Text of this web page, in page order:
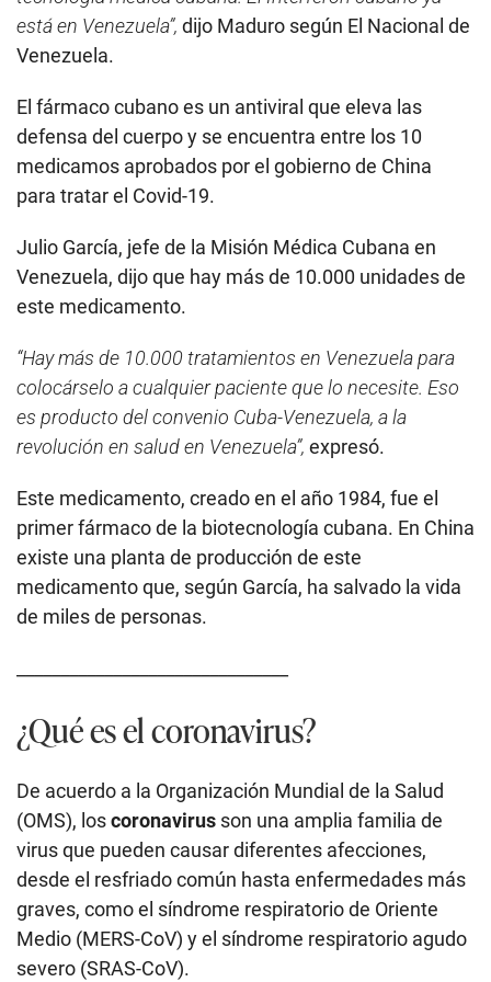
está en Venezuela”, dijo Maduro según El Nacional de
Venezuela.
El fármaco cubano es un antiviral que eleva las
defensa del cuerpo y se encuentra entre los 10
medicamos aprobados por el gobierno de China
para tratar el Covid-19.
Julio García, jefe de la Misión Médica Cubana en
Venezuela, dijo que hay más de 10.000 unidades de
este medicamento.
“Hay más de 10.000 tratamientos en Venezuela para
colocárselo a cualquier paciente que lo necesite. Eso
es producto del convenio Cuba-Venezuela, a la
revolución en salud en Venezuela”, expresó.
Este medicamento, creado en el año 1984, fue el
primer fármaco de la biotecnología cubana. En China
existe una planta de producción de este
medicamento que, según García, ha salvado la vida
de miles de personas.
¿Qué es el coronavirus?
De acuerdo a la Organización Mundial de la Salud
(OMS), loscoronavirus son una amplia familia de
virus que pueden causar diferentes afecciones,
desde el resfriado común hasta enfermedades más
graves, como el síndrome respiratorio de Oriente
Medio (MERS-CoV) y el síndrome respiratorio agudo
severo (SRAS-CoV).